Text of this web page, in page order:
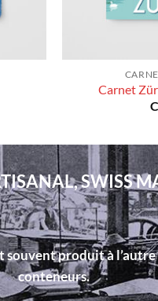
Carnet
SWISS
souvent produit à
conteneurs.